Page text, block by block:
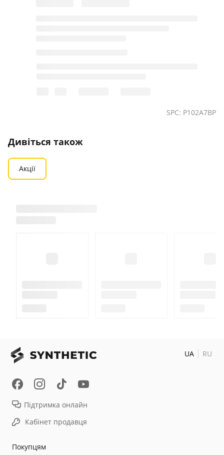
SPC: P102A7BP
Дивіться також
Акції
Покупцям
Підтримка онлайн
Кабінет продавця
UA RU